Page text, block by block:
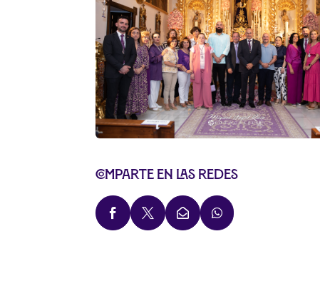
Comparte en las redes
   